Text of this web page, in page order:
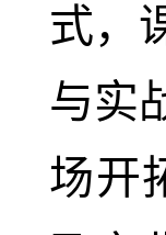
式，
与实
场开